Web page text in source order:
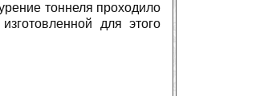
тоннеля проходило
для этого